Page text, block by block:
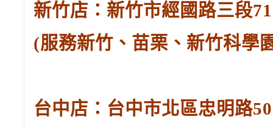
新竹店：新竹市經國路三段
(服務新竹、苗栗、新竹科學
台中店：台中市北區忠明路